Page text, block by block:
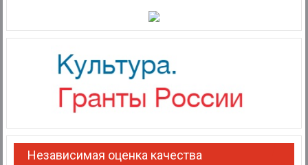
Независимая оценка качества